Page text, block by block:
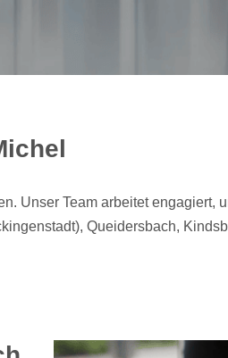
Unser Team arbeitet engagiert,
Queidersbach,